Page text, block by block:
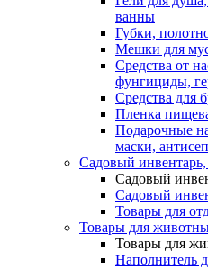
ванны
Губки,
Мешки для
Средства от
фунгициды,
Средства для
Пленка
Подарочные
маски,
Садовый
Садовый
Садовый
Товары для
Товары для
Товары для
Наполнитель